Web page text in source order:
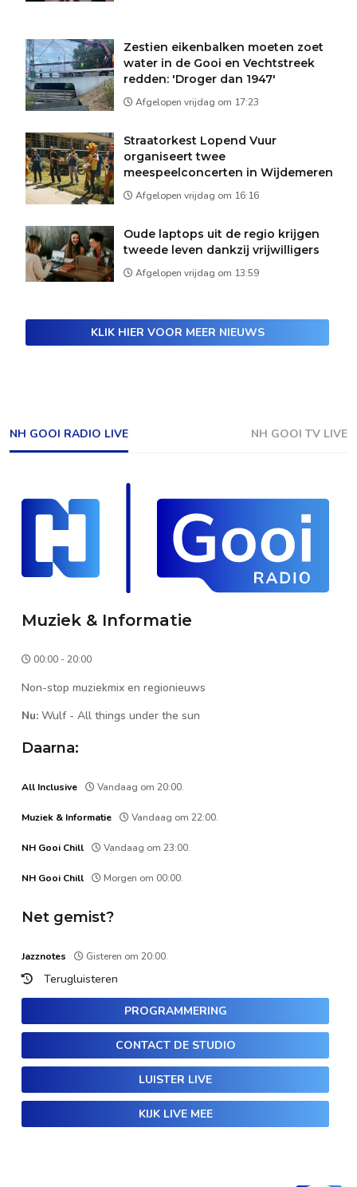
Zestien eikenbalken moeten zoet
water in de Gooi en Vechtstreek
redden: 'Droger dan 1947'
Afgelopen vrijdag om 17:23
Straatorkest Lopend Vuur
organiseert twee
meespeelconcerten in Wijdemeren
Afgelopen vrijdag om 16:16
Oude laptops uit de regio krijgen
tweede leven dankzij vrijwilligers
Afgelopen vrijdag om 13:59
KLIK HIER VOOR MEER NIEUWS
NH GOOI RADIO LIVE NH GOOI TV LIVE
Muziek & Informatie
00:00 - 20:00
Non-stop muziekmix en regionieuws
Nu: Wulf- All things under the sun
Daarna:
All Inclusive Vandaag om 20:00.
Muziek & Informatie Vandaag om 22:00.
NH Gooi Chill Vandaag om 23:00.
NH Gooi Chill Morgen om 00:00.
Net gemist?
Jazznotes Gisteren om 20:00.
Terugluisteren
PROGRAMMERING
CONTACT DE STUDIO
LUISTER LIVE
KIJK LIVE MEE